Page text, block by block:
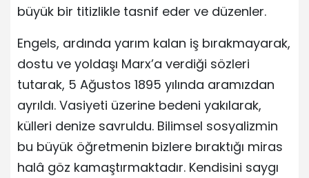
büyük bir titizlikle tasnif eder ve düzenler.
Engels, ardında yarım kalan iş bırakmayarak,
dostu ve yoldaşı Marx’a verdiği sözleri
tutarak, 5 Ağustos 1895 yılında aramızdan
ayrıldı. Vasiyeti üzerine bedeni yakılarak,
külleri denize savruldu. Bilimsel sosyalizmin
bu büyük öğretmenin bizlere bıraktığı miras
halâ göz kamaştırmaktadır. Kendisini saygı